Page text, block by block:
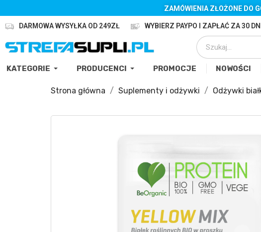
ZAMÓWIENIA ZŁOŻONE DO
DARMOWA WYSYŁKA OD 249ZŁ WYBIERZ PAYPO I ZAPŁAĆ ZA 30 DNI
KATEGORIE PRODUCENCI PROMOCJE NOWOŚCI
Strona główna Suplementy i odżywki Odżywki